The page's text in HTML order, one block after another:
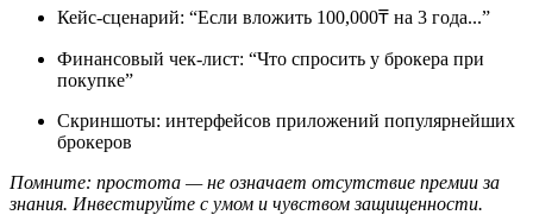
Кейс-сценарий: “Если вложить 100,000₸ на 3 года...”
Финансовый чек-лист: “Что спросить у брокера при
покупке”
Скриншоты: интерфейсов приложений популярнейших
брокеров
Помните: простота — не означает отсутствие премии за
знания. Инвестируйте с умом и чувством защищенности.